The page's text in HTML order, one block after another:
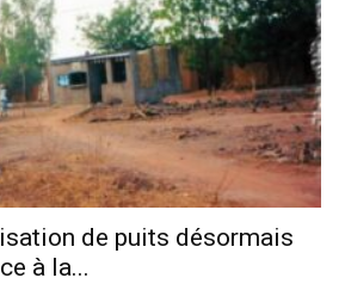
de puits désormais
à la...